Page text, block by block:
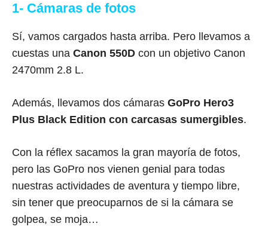
1- Cámaras de fotos
Sí, vamos cargados hasta arriba. Pero llevamos a
cuestas una Canon 550D con un objetivo Canon
2470mm 2.8 L.
Además, llevamos dos cámaras GoPro Hero3
Plus Black Edition con carcasas sumergibles.
Con la réflex sacamos la gran mayoría de fotos,
pero las GoPro nos vienen genial para todas
nuestras actividades de aventura y tiempo libre,
sin tener que preocuparnos de si la cámara se
golpea, se moja…